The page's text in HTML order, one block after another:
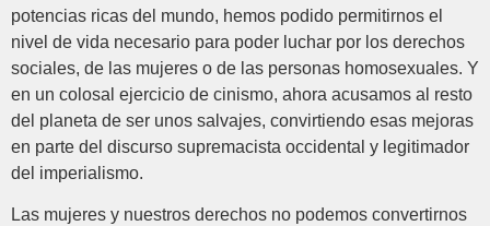
potencias ricas del mundo, hemos podido permitirnos el
nivel de vida necesario para poder luchar por los derechos
sociales, de las mujeres o de las personas homosexuales. Y
en un colosal ejercicio de cinismo, ahora acusamos al resto
del planeta de ser unos salvajes, convirtiendo esas mejoras
en parte del discurso supremacista occidental y legitimador
del imperialismo.
Las mujeres y nuestros derechos no podemos convertirnos